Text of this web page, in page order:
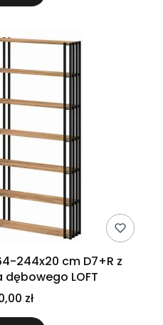
244x20 cm D7+R z
LOFT
zł